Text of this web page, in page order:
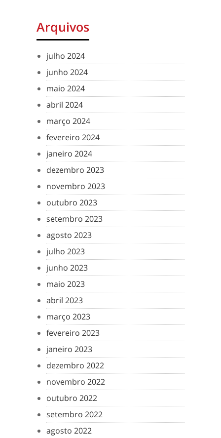
Arquivos
julho 2024
junho 2024
maio 2024
abril 2024
março 2024
fevereiro 2024
janeiro 2024
dezembro 2023
novembro 2023
outubro 2023
setembro 2023
agosto 2023
julho 2023
junho 2023
maio 2023
abril 2023
março 2023
fevereiro 2023
janeiro 2023
dezembro 2022
novembro 2022
outubro 2022
setembro 2022
agosto 2022